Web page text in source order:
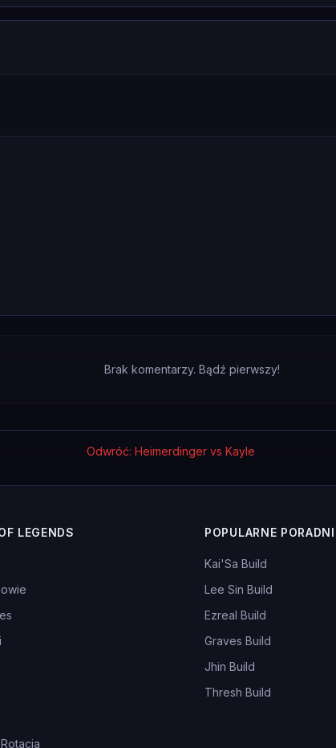
Brak komentarzy. Bądź pierwszy!
Odwróć: Heimerdinger vs Kayle
LEGENDS POPULARNE
Kai'Sa Build
Lee Sin Build
Ezreal Build
Graves Build
Jhin Build
Thresh Build